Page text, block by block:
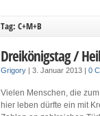
Tag: C+M+B
Dreikönigstag /
Grigory |3. Januar 2013 |0
Vielen Menschen, die
hier leben dürfte ein mit